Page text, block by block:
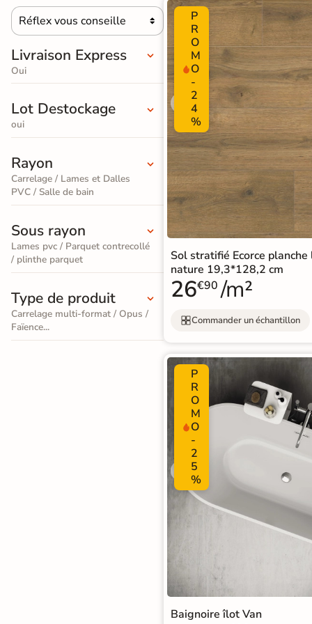
Terrazzo
/ Granito
Carrelage
travertin
imitation
parquet
effet
marbre
Carrelage
effet
pierre
salle de
bain
Accessoires
ÉCHANTILLONS
GRATUITS
Échantillons
GRATUITS
Recevez vos
échantillons chez
enquelques jours
* Seuls les frais
d'expédition vous
standard
Stratifié
Lame
XXL
Spécial
Salle de
Accessoires pour la pose de parquets et stratifiés
Foncé
Accessoires pour la pose de sols souples
Réflex vous conseille 
Livraison Express
Oui
Lot Destockage
oui
Rayon
Carrelage / Lames et Dalles
PVC / Salle de bain
Sous rayon
Lames pvc / Parquet contrecollé
/ plinthe parquet
Type de produit
Carrelage multi-format / Opus /
Faïence...
P
R
O
M
O
-
2
4
%
Sol stratifié Ecorce
nature 19,3*128,2 cm
26€90 /m²
Commander un échantillon
P
R
O
M
O
-
2
5
%
Baignoire îlot Van